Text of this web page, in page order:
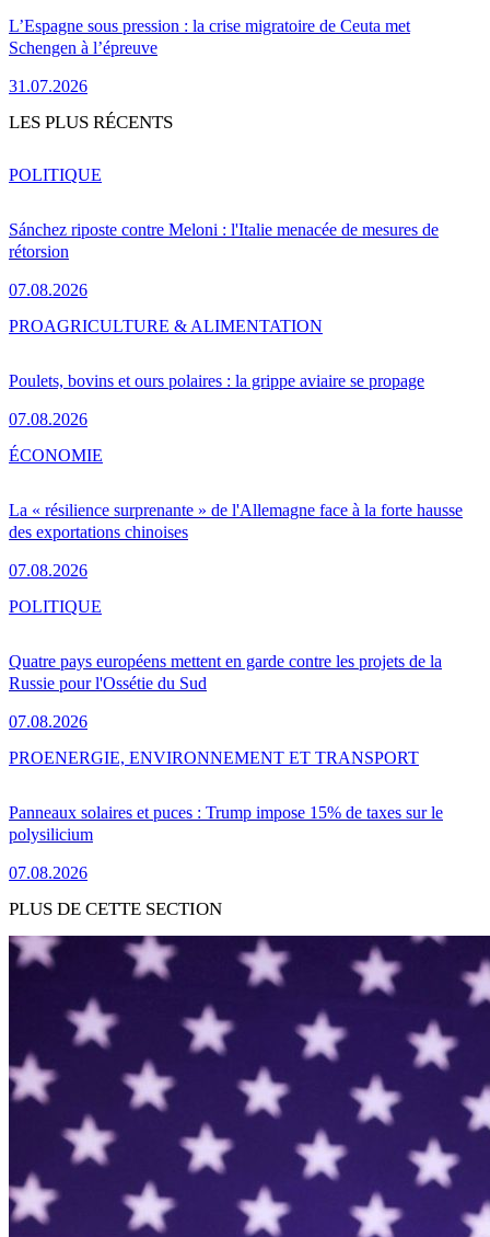
L’Espagne sous pression : la crise migratoire de Ceuta met
Schengen à l’épreuve
31.07.2026
LES PLUS RÉCENTS
Sánchez riposte contre Meloni : l'Italie menacée de mesures de
rétorsion
07.08.2026
POLITIQUE
Poulets, bovins et ours polaires : la grippe aviaire se propage
07.08.2026
PROAGRICULTURE & ALIMENTATION
La « résilience surprenante » de l'Allemagne face à la forte hausse
des exportations chinoises
07.08.2026
ÉCONOMIE
Quatre pays européens mettent en garde contre les projets de la
Russie pour l'Ossétie du Sud
07.08.2026
POLITIQUE
Panneaux solaires et puces : Trump impose 15% de taxes sur le
polysilicium
07.08.2026
PROENERGIE, ENVIRONNEMENT ET TRANSPORT
PLUS DE CETTE SECTION